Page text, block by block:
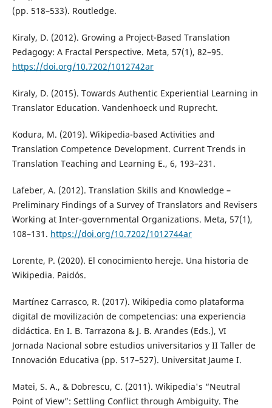
(pp. 518–533). Routledge.
Kiraly, D. (2012). Growing a Project-Based Translation
Pedagogy: A Fractal Perspective. Meta, 57(1), 82–95.
https://doi.org/10.7202/1012742ar
Kiraly, D. (2015). Towards Authentic Experiential Learning in
Translator Education. Vandenhoeck und Ruprecht.
Kodura, M. (2019). Wikipedia-based Activities and
Translation Competence Development. Current Trends in
Translation Teaching and Learning E., 6, 193–231.
Lafeber, A. (2012). Translation Skills and Knowledge –
Preliminary Findings of a Survey of Translators and Revisers
Working at Inter-governmental Organizations. Meta, 57(1),
108–131. https://doi.org/10.7202/1012744ar
Lorente, P. (2020). El conocimiento hereje. Una historia de
Wikipedia. Paidós.
Martínez Carrasco, R. (2017). Wikipedia como plataforma
digital de movilización de competencias: una experiencia
didáctica. En I. B. Tarrazona & J. B. Arandes (Eds.), VI
Jornada Nacional sobre estudios universitarios y II Taller de
Innovación Educativa (pp. 517–527). Universitat Jaume I.
Matei, S. A., & Dobrescu, C. (2011). Wikipedia's “Neutral
Point of View”: Settling Conflict through Ambiguity. The